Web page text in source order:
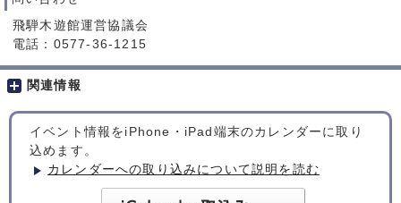
飛騨木遊館運営協議会
電話：0577-36-1215
関連情報
イベント情報をiPhone・iPad端末のカレンダーに取り
込めます。
カレンダーへの取り込みについて説明を読む